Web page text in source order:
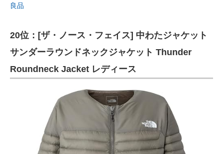
良品
20位：[ザ・ノース・フェイス] 中わたジャケット
サンダーラウンドネックジャケット Thunder
Roundneck Jacket レディース